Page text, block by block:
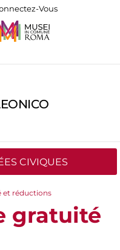
Vous
CIVIQUES
et réductions
gratuité